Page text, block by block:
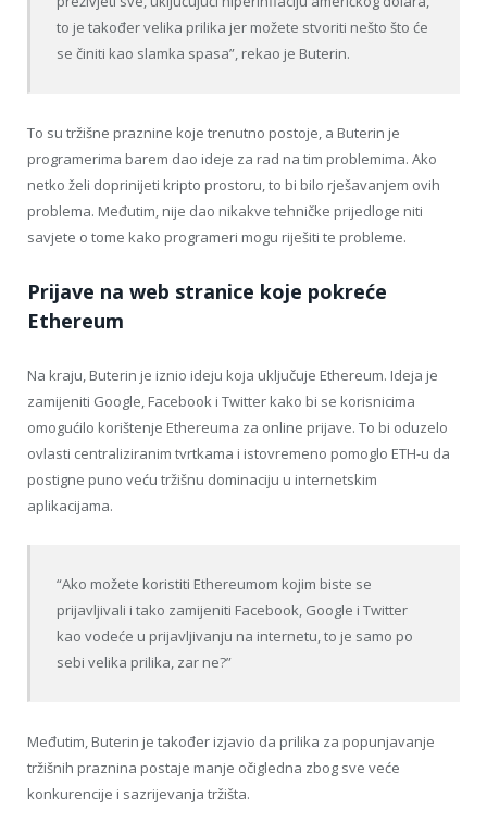
to je također velika prilika jer možete stvoriti nešto što će
se činiti kao slamka spasa”, rekao je Buterin.
To su tržišne praznine koje trenutno postoje, a Buterin je
programerima barem dao ideje za rad na tim problemima. Ako
netko želi doprinijeti kripto prostoru, to bi bilo rješavanjem ovih
problema. Međutim, nije dao nikakve tehničke prijedloge niti
savjete o tome kako programeri mogu riješiti te probleme.
Prijave na web stranice koje pokreće
Ethereum
Na kraju, Buterin je iznio ideju koja uključuje Ethereum. Ideja je
zamijeniti Google, Facebook i Twitter kako bi se korisnicima
omogućilo korištenje Ethereuma za online prijave. To bi oduzelo
ovlasti centraliziranim tvrtkama i istovremeno pomoglo ETH-u da
postigne puno veću tržišnu dominaciju u internetskim
aplikacijama.
“Ako možete koristiti Ethereumom kojim biste se
prijavljivali i tako zamijeniti Facebook, Google i Twitter
kao vodeće u prijavljivanju na internetu, to je samo po
sebi velika prilika, zar ne?”
Međutim, Buterin je također izjavio da prilika za popunjavanje
tržišnih praznina postaje manje očigledna zbog sve veće
konkurencije i sazrijevanja tržišta.